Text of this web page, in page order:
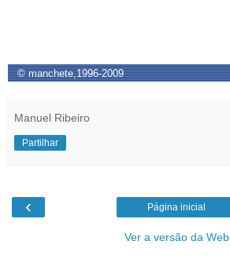
© manchete,1996-2009
Manuel Ribeiro
Partilhar
‹ Página inicial
Ver a versão da Web